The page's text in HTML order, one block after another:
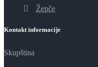
Žepče
Kontakt informacije
Skupština